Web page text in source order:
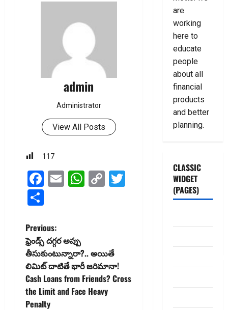
admin
Administrator
View All Posts
117
Facebook
EmailWhatsApp
Copy Twitter
P
o
s
t
Previous:
ఫ్రెండ్స్‌ దగ్గర అప్పు
తీసుకుంటున్నారా?.. అయితే
లిమిట్‌ దాటితే భారీ జరిమానా!
Cash Loans from Friends? Cross
the Limit and Face Heavy
Penalty
are
working
here to
educate
people
about all
financial
products
and better
planning.
CLASSIC
WIDGET
(PAGES)